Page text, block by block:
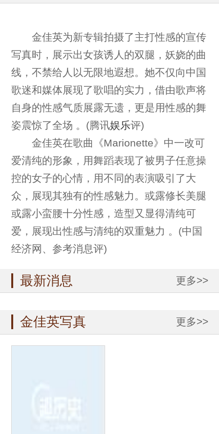
金佳英为新专辑拍摄了主打性感的宣传
写真时，展示出女孩诱人的双腿，妖娆的曲
线，不禁给人以无限地遐想。她不仅向中国
歌迷和媒体展现了歌唱的实力，借由歌声将
自身的性感气质展露无遗，更是用性感的舞
姿震惊了全场 。(腾讯娱乐评)
金佳英在歌曲《Marionette》中一改可
爱清纯的形象，用舞蹈表现了被男子任意操
控的女子的心情，用不同的表演吸引了大
众，展现其独有的性感魅力。或露修长美腿
或露小蛮腰十分性感，造型又显得清纯可
爱，展现出性感与清纯的双重魅力 。(中国
经济网、参考消息评)
最新消息 更多>>
金佳英写真 更多>>